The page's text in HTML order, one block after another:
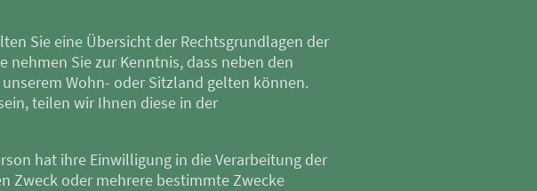
Sie eine Übersicht der Rechtsgrundlagen der
nehmen Sie zur Kenntnis, dass neben den
Wohn- oder Sitzland gelten können.
teilen wir Ihnen diese in der
hat ihre Einwilligung in die Verarbeitung der
Zweck oder mehrere bestimmte Zwecke